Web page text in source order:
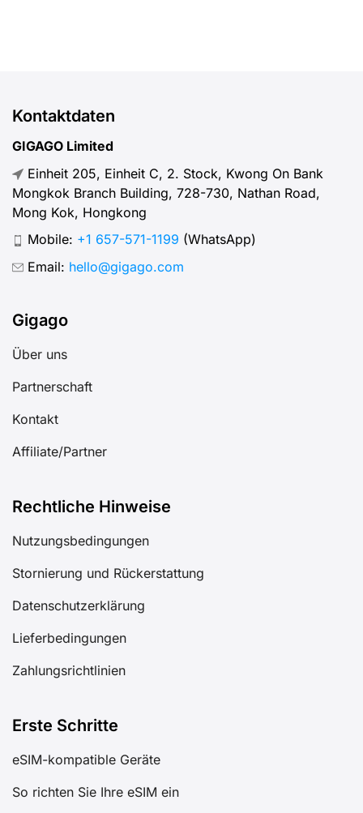
Kontaktdaten
GIGAGO Limited
Einheit 205, Einheit C, 2. Stock, Kwong On Bank
Mongkok Branch Building, 728-730, Nathan Road,
Mong Kok, Hongkong
Mobile: +1 657-571-1199 (WhatsApp)
Email: hello@gigago.com
Gigago
Über uns
Partnerschaft
Kontakt
Affiliate/Partner
Rechtliche Hinweise
Nutzungsbedingungen
Stornierung und Rückerstattung
Datenschutzerklärung
Lieferbedingungen
Zahlungsrichtlinien
Erste Schritte
eSIM-kompatible Geräte
So richten Sie Ihre eSIM ein